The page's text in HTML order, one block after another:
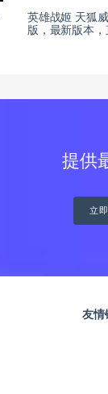
英雄战姬 天狐
版，最新版本，
提供
立
友情